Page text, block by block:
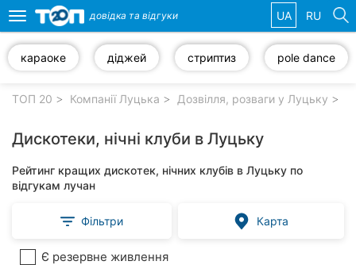
компанії
Популярні
рубрики:
Ветеринарні
Toggle
navigation
довідка та відгуки UA RU
караоке діджей стриптиз pole dance
ТОП 20 Компанії Луцька Дозвілля, розваги у Луцьку
Дискотеки, нічні клуби в Луцьку
Рейтинг кращих дискотек, нічних клубів в Луцьку по
відгукам лучан
Фільтри Карта
Є резервне живлення